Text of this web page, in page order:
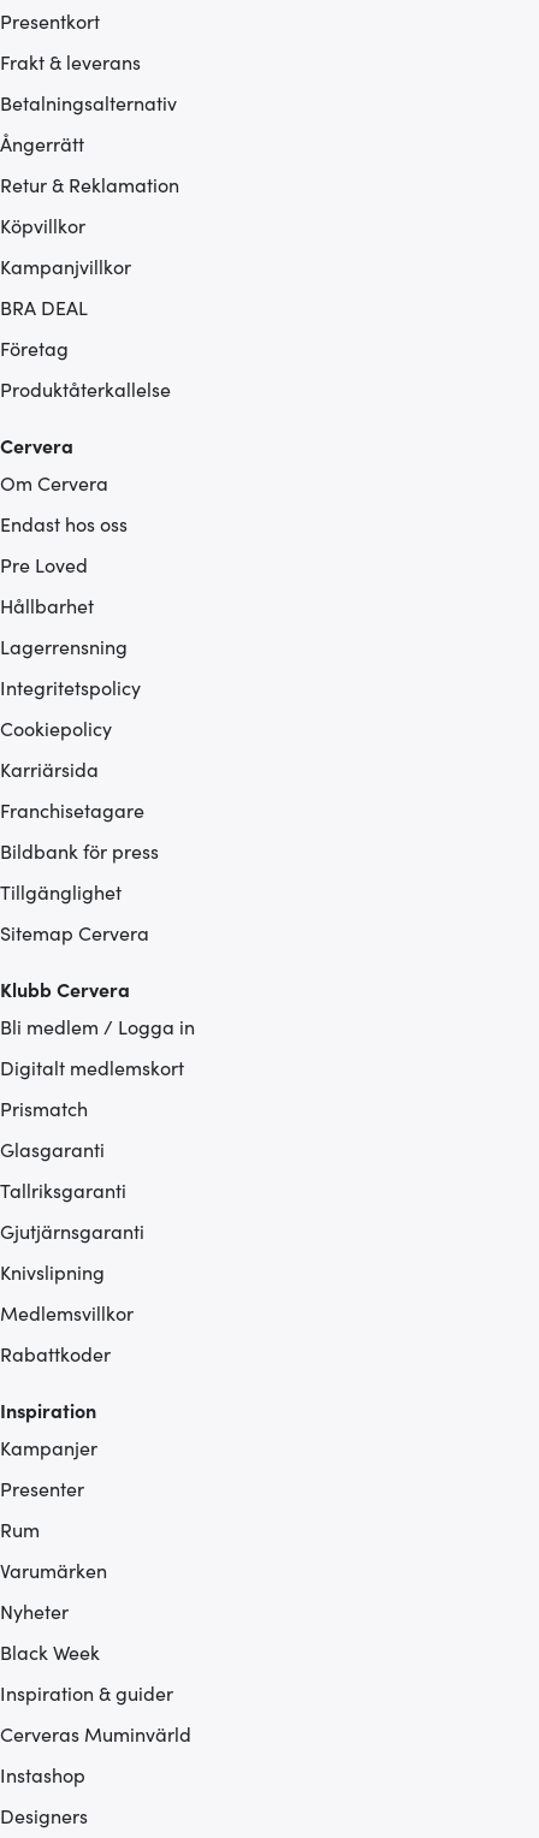
Presentkort
Frakt & leverans
Betalningsalternativ
Ångerrätt
Retur & Reklamation
Köpvillkor
Kampanjvillkor
BRA DEAL
Företag
Produktåterkallelse
Cervera
Om Cervera
Endast hos oss
Pre Loved
Hållbarhet
Lagerrensning
Integritetspolicy
Cookiepolicy
Karriärsida
Franchisetagare
Bildbank för press
Tillgänglighet
Sitemap Cervera
Klubb Cervera
Bli medlem / Logga in
Digitalt medlemskort
Prismatch
Glasgaranti
Tallriksgaranti
Gjutjärnsgaranti
Knivslipning
Medlemsvillkor
Rabattkoder
Inspiration
Kampanjer
Presenter
Rum
Varumärken
Nyheter
Black Week
Inspiration & guider
Cerveras Muminvärld
Instashop
Designers